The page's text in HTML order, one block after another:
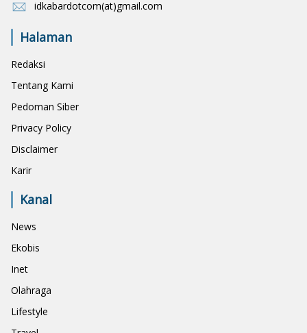
idkabardotcom(at)gmail.com
Halaman
Redaksi
Tentang Kami
Pedoman Siber
Privacy Policy
Disclaimer
Karir
Kanal
News
Ekobis
Inet
Olahraga
Lifestyle